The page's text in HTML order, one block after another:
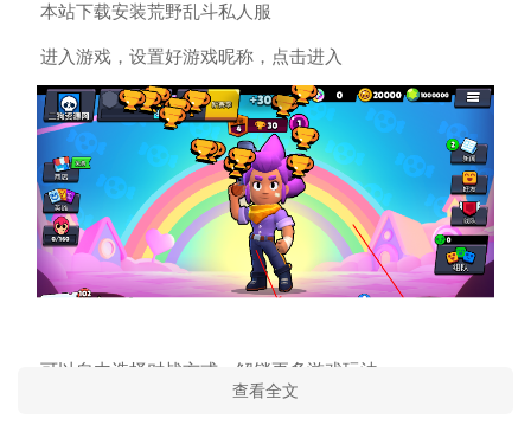
本站下载安装荒野乱斗私人服
进入游戏，设置好游戏昵称，点击进入
可以自由选择对战方式，解锁更多游戏玩法
查看全文